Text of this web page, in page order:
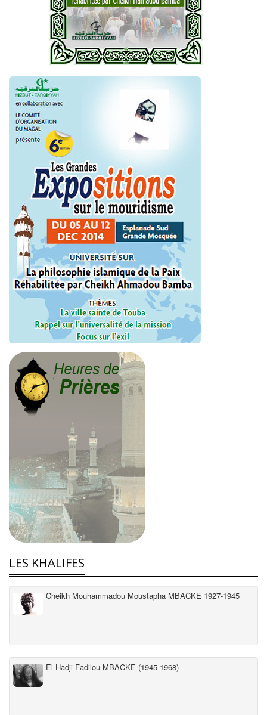
LES KHALIFES
Cheikh Mouhammadou Moustapha MBACKE 1927-1945
El Hadji Fadilou MBACKE (1945-1968)